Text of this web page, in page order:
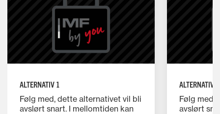
ALTERNATIV 1
Følg med, dette alternativet vil bli
avslørt snart. I mellomtiden kan
ALTERNATIV 2
Følg med,
avslørt